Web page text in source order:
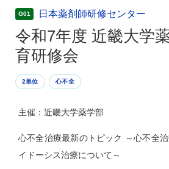
G01 日本薬剤師研修センター
令和7年度 近畿大学
育研修会
2単位 心不全
主催：近畿大学薬学部
心不全治療最新のトピック ～心不全
イドーシス治療について～